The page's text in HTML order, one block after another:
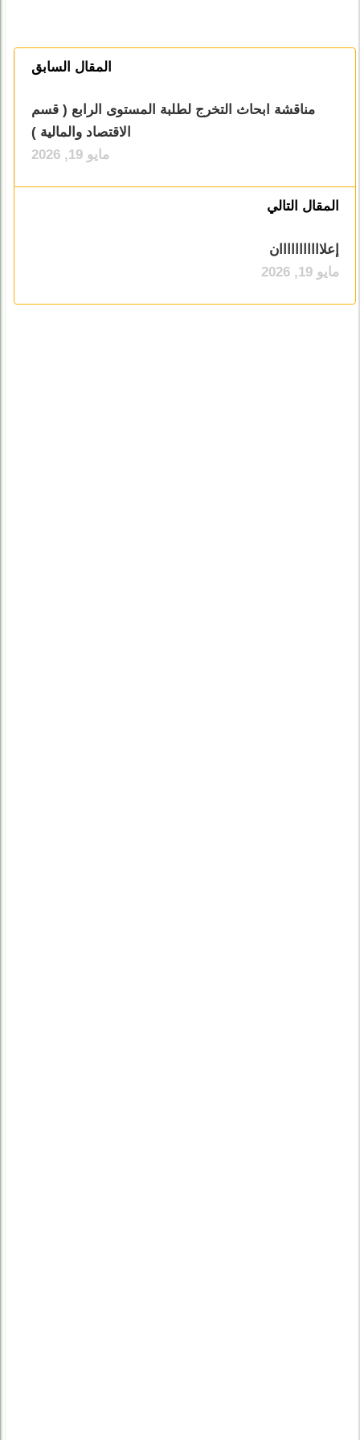
المقال السابق
مناقشة ابحاث التخرج لطلبة المستوى الرابع ( قسم
الاقتصاد والمالية )
مايو 19, 2026
المقال التالي
إعلااااااااااان
مايو 19, 2026